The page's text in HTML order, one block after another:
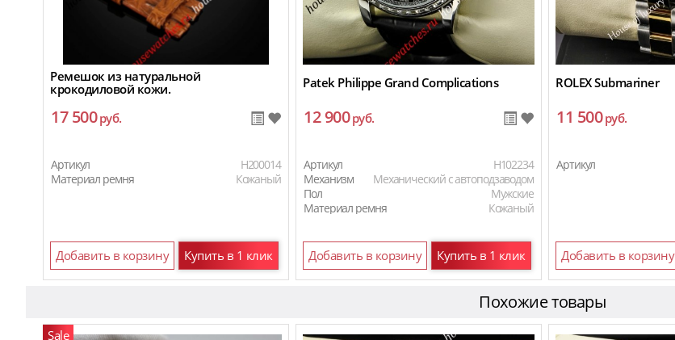
Ремешок из натуральной
крокодиловой кожи.
17 500руб.
Артикул
H200014
Материал ремня
Кожаный
Добавить в корзину Купить в 1 клик
Patek Philippe Grand Complications
12 900руб.
Артикул
H102234
Механизм
Механический с автоподзаводом
Пол
Мужские
Материал ремня
Кожаный
Добавить в корзину Купить в 1 клик
ROLEX Submariner
11 500руб.
Артикул
Добавить в корзину
Похожие товары
Sale